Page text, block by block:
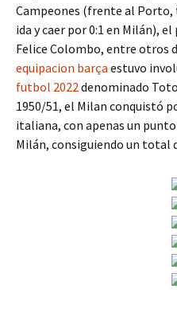
Campeones (frente al
ida y caer por 0:1 en Milán),
Felice Colombo, entre otros
equipacion barça estuvo
futbol 2022denominado
1950/51, el Milan conquistó
italiana, con apenas un
Milán, consiguiendo un total